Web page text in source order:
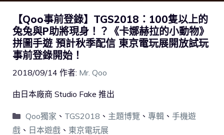
【Qoo事前登錄】TGS2018：100隻以上的
兔兔與P助將現身！？《卡娜赫拉的小動物》
拼圖手遊 預計秋季配信 東京電玩展開放試玩
事前登錄開始！
2018/09/14 作者: Mr. Qoo
由日本廠商 Studio Fake 推出
Qoo獨家 、 TGS2018 、 主題博覽 、 專輯、 手機遊
戲 、 日本遊戲 、 東京電玩展